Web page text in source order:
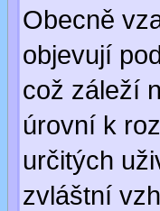
Obecně
objevují
což záleží
úrovní k
určitých
zvláštní